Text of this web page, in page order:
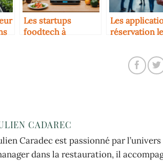
Les startups
foodtech à
Les
réservation
CADAREC
Caradec est passionné par
dans la restauration, il